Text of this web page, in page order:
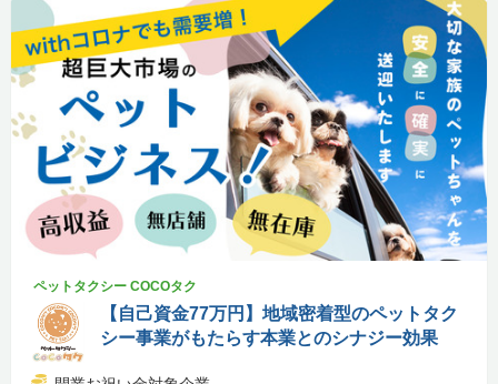
ペットタクシー COCOタク
【自己資金77万円】地域密着型のペットタク
シー事業がもたらす本業とのシナジー効果